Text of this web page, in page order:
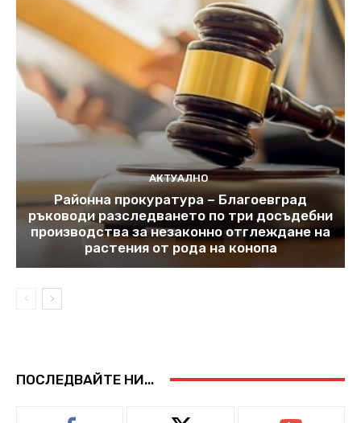
АКТУАЛНО
Районна прокуратура – Благоевград
ръководи разследването по три досъдебни
производства за незаконно отглеждане на
растения от рода на конопа
ПОСЛЕДВАЙТЕ НИ...